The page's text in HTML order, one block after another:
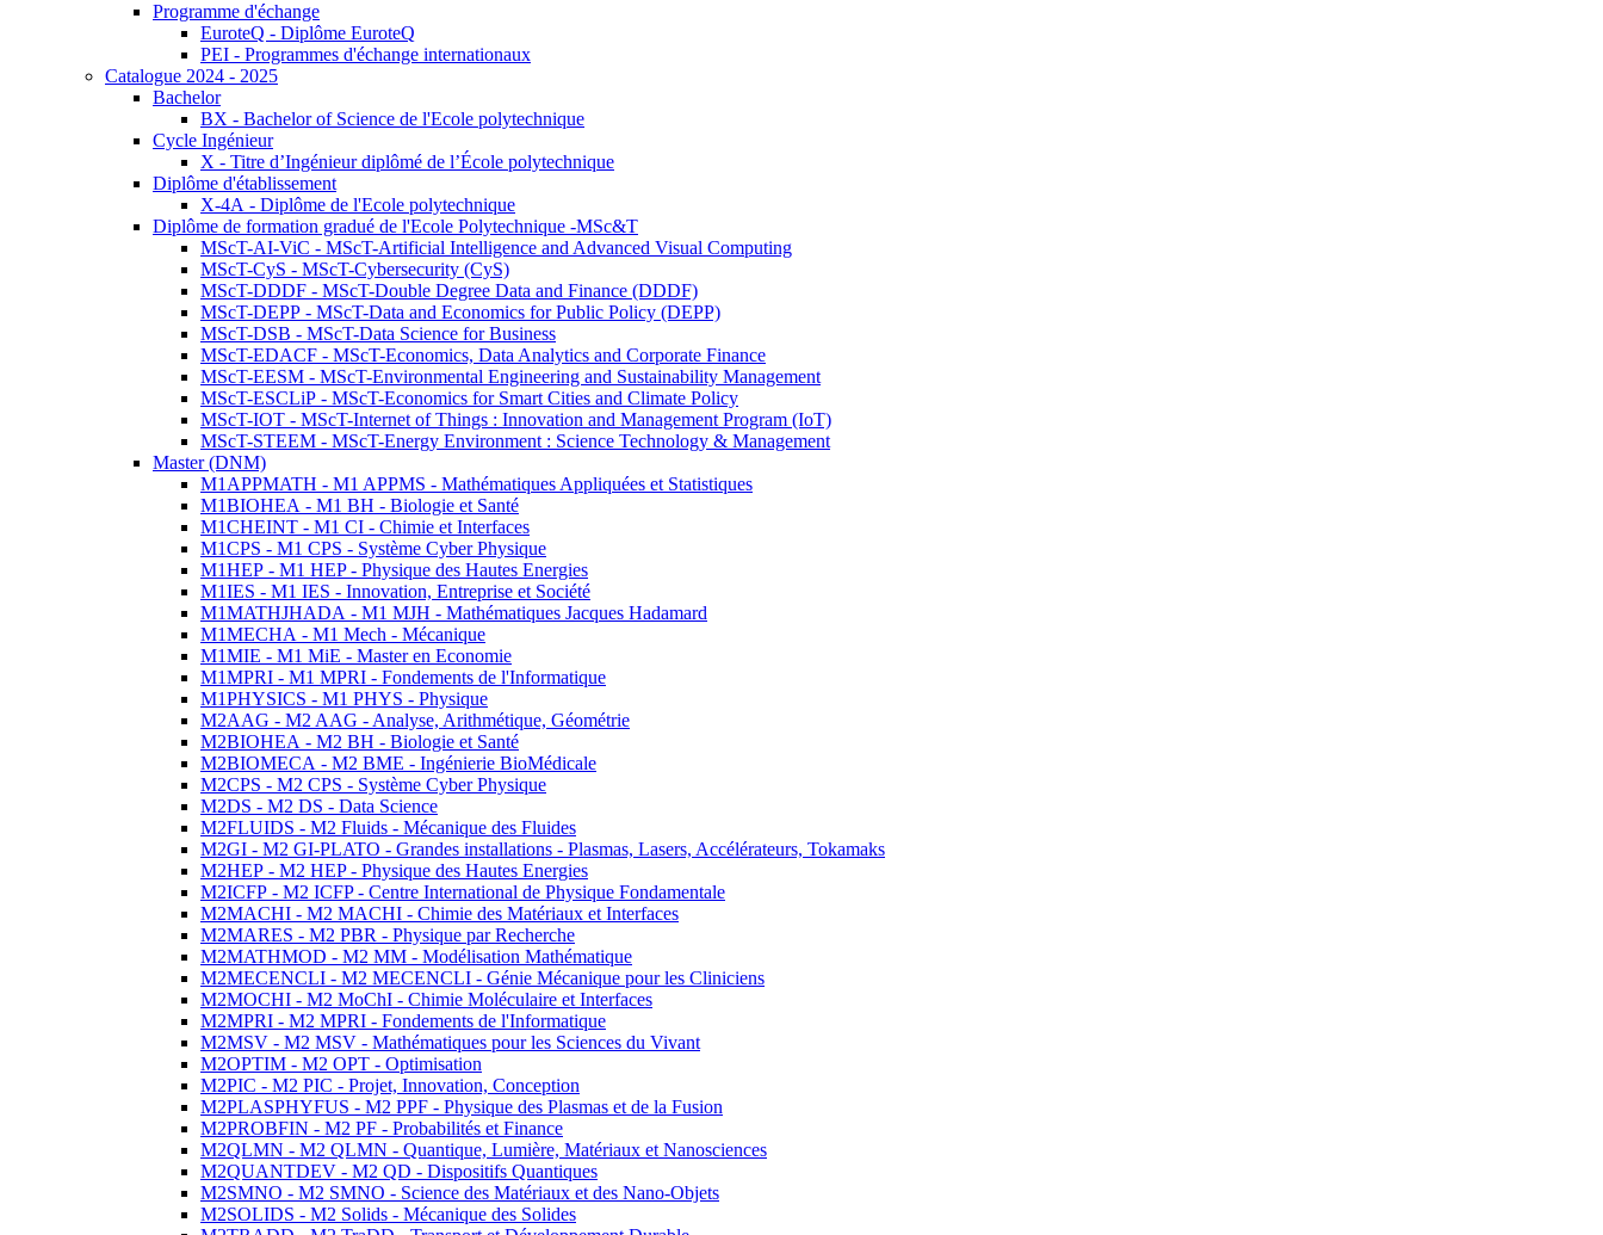
Programme d'échange
EuroteQ - Diplôme EuroteQ
PEI - Programmes d'échange internationaux
Catalogue 2024 - 2025
Bachelor
BX - Bachelor of Science de l'Ecole polytechnique
Cycle Ingénieur
X - Titre d’Ingénieur diplômé de l’École polytechnique
Diplôme d'établissement
X-4A - Diplôme de l'Ecole polytechnique
Diplôme de formation gradué de l'Ecole Polytechnique -MSc&T
MScT-AI-ViC - MScT-Artificial Intelligence and Advanced Visual Computing
MScT-CyS - MScT-Cybersecurity (CyS)
MScT-DDDF - MScT-Double Degree Data and Finance (DDDF)
MScT-DEPP - MScT-Data and Economics for Public Policy (DEPP)
MScT-DSB - MScT-Data Science for Business
MScT-EDACF - MScT-Economics, Data Analytics and Corporate Finance
MScT-EESM - MScT-Environmental Engineering and Sustainability Management
MScT-ESCLiP - MScT-Economics for Smart Cities and Climate Policy
MScT-IOT - MScT-Internet of Things : Innovation and Management Program (IoT)
MScT-STEEM - MScT-Energy Environment : Science Technology & Management
Master (DNM)
M1APPMATH - M1 APPMS - Mathématiques Appliquées et Statistiques
M1BIOHEA - M1 BH - Biologie et Santé
M1CHEINT - M1 CI - Chimie et Interfaces
M1CPS - M1 CPS - Système Cyber Physique
M1HEP - M1 HEP - Physique des Hautes Energies
M1IES - M1 IES - Innovation, Entreprise et Société
M1MATHJHADA - M1 MJH - Mathématiques Jacques Hadamard
M1MECHA - M1 Mech - Mécanique
M1MIE - M1 MiE - Master en Economie
M1MPRI - M1 MPRI - Fondements de l'Informatique
M1PHYSICS - M1 PHYS - Physique
M2AAG - M2 AAG - Analyse, Arithmétique, Géométrie
M2BIOHEA - M2 BH - Biologie et Santé
M2BIOMECA - M2 BME - Ingénierie BioMédicale
M2CPS - M2 CPS - Système Cyber Physique
M2DS - M2 DS - Data Science
M2FLUIDS - M2 Fluids - Mécanique des Fluides
M2GI - M2 GI-PLATO - Grandes installations - Plasmas, Lasers, Accélérateurs, Tokamaks
M2HEP - M2 HEP - Physique des Hautes Energies
M2ICFP - M2 ICFP - Centre International de Physique Fondamentale
M2MACHI - M2 MACHI - Chimie des Matériaux et Interfaces
M2MARES - M2 PBR - Physique par Recherche
M2MATHMOD - M2 MM - Modélisation Mathématique
M2MECENCLI - M2 MECENCLI - Génie Mécanique pour les Cliniciens
M2MOCHI - M2 MoChI - Chimie Moléculaire et Interfaces
M2MPRI - M2 MPRI - Fondements de l'Informatique
M2MSV - M2 MSV - Mathématiques pour les Sciences du Vivant
M2OPTIM - M2 OPT - Optimisation
M2PIC - M2 PIC - Projet, Innovation, Conception
M2PLASPHYFUS - M2 PPF - Physique des Plasmas et de la Fusion
M2PROBFIN - M2 PF - Probabilités et Finance
M2QLMN - M2 QLMN - Quantique, Lumière, Matériaux et Nanosciences
M2QUANTDEV - M2 QD - Dispositifs Quantiques
M2SMNO - M2 SMNO - Science des Matériaux et des Nano-Objets
M2SOLIDS - M2 Solids - Mécanique des Solides